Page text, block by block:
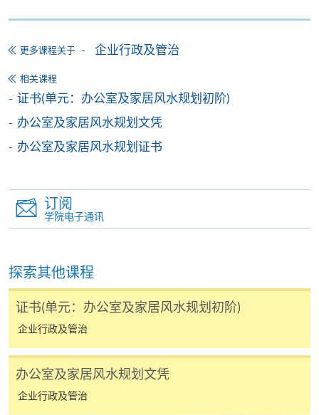
申请表 下载申请表
报名办法
付款方法
1. 现金、「易办事」（EPS）、微信支付
(WeChat Pay) 或支付宝(Alipay)
申请人可亲临学院任何一所报名中心，以现金、「易
（Alipay） 缴付学费。
2. 支票或银行本票
学专业进修学院」。支票背面请写上课程名称及申请
人姓名。 阁下可：
亲临学院各报名中心递交划线支票、报名表格及有关
或可将上述文件一并寄交各报名中心，信封上请注明
「报读课程」，惟学院对邮递失误而遗失的支票及个
人资料概不负责。
更多课程关于 企业行政及管治
相关课程
证书(单元：办公室及家居风水规划初阶)
办公室及家居风水规划文凭
办公室及家居风水规划证书
订阅
学院电子通讯
探索其他课程
证书(单元：办公室及家居风水规划初阶)
企业行政及管治
办公室及家居风水规划文凭
企业行政及管治